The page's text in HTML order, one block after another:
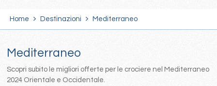
Home Destinazioni Mediterraneo
Mediterraneo
Scopri subito le migliori offerte per le crociere nel Mediterraneo
2024 Orientale e Occidentale.